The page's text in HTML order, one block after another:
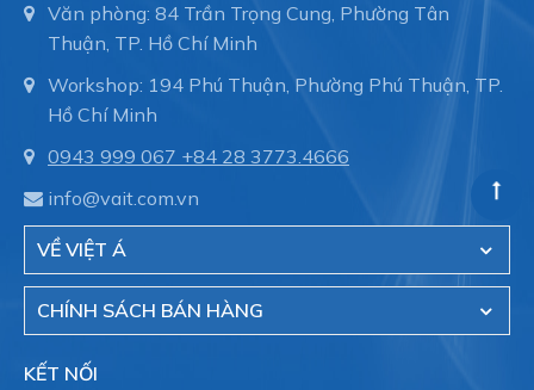
Operation with oil lubrication possible (required for
Vibration resistance
Transport application test with severity level 1 as
Shock resistance
Shock test with severity level 2 as per FN
942017-5 and EN 60068-2-27
Temperature of medium
-10 °C ... 60 °C
Văn phòng: 84 Trần Trọng Cung, Phường Tân
Thuận, TP. Hồ Chí Minh
Workshop: 194 Phú Thuận, Phường Phú Thuận, TP.
Hồ Chí Minh
0943 999 067 +84 28 3773.4666
info@vait.com.vn
VỀ VIỆT Á
CHÍNH SÁCH BÁN HÀNG
KẾT NỐI